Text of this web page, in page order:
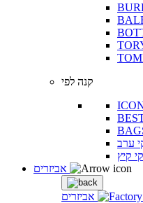
קנה לפי
ערב
קיץ
אביזרים